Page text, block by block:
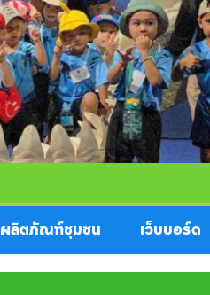
ผลิตภัณฑ์ชุมชน เว็บบอร์ด